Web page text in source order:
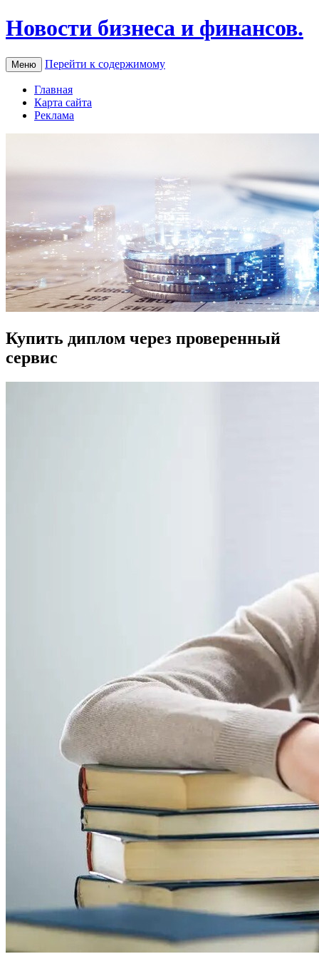
Новости бизнеса и финансов.
Меню Перейти к содержимому
Главная
Карта сайта
Реклама
Купить диплом через проверенный
сервис